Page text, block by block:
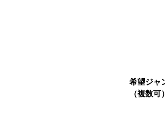
希望ジャ
（複数可）